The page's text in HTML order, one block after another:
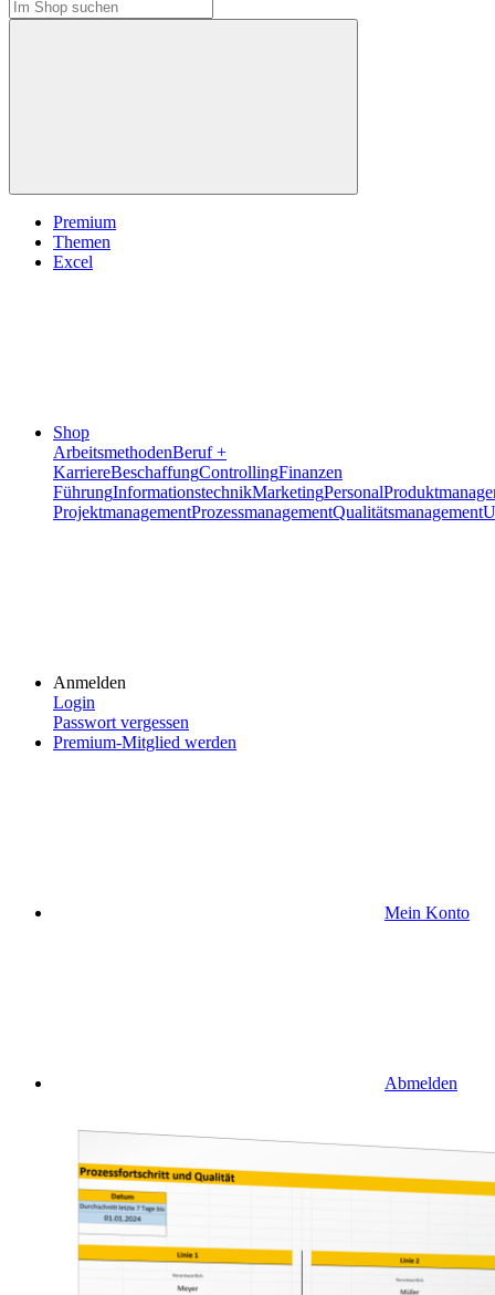
Premium
Themen
Excel
Shop
ArbeitsmethodenBeruf +
KarriereBeschaffungControllingFinanzen
FührungInformationstechnikMarketingPersonal
ProjektmanagementProzessmanagementQualitätsmanagement
Anmelden
Login
Passwort vergessen
Premium-Mitglied werden
Mein Konto
Abmelden